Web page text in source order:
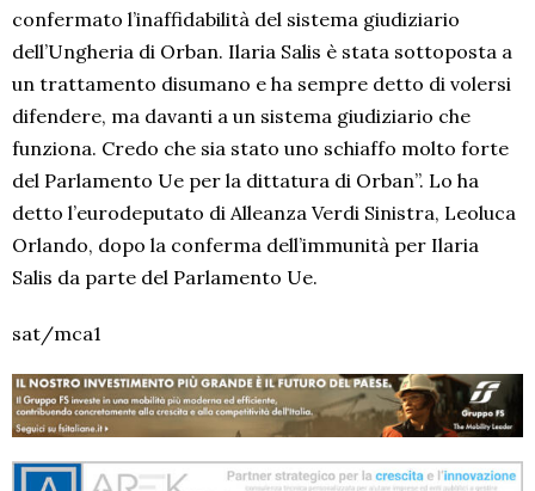
confermato l’inaffidabilità del sistema giudiziario
dell’Ungheria di Orban. Ilaria Salis è stata sottoposta a
un trattamento disumano e ha sempre detto di volersi
difendere, ma davanti a un sistema giudiziario che
funziona. Credo che sia stato uno schiaffo molto forte
del Parlamento Ue per la dittatura di Orban”. Lo ha
detto l’eurodeputato di Alleanza Verdi Sinistra, Leoluca
Orlando, dopo la conferma dell’immunità per Ilaria
Salis da parte del Parlamento Ue.
sat/mca1